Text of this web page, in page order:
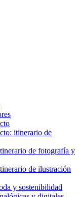
itinerario de
de fotografía y
de ilustración
y sostenibilidad